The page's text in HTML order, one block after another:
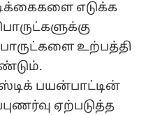
எடுக்க
உற்பத்தி
பயன்பாட்டின்
ஏற்படுத்த